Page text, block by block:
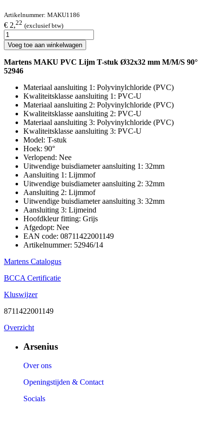
Artikelnummer: MAKU1186
€ 2,22 (exclusief btw)
Voeg toe aan winkelwagen
Martens MAKU PVC Lijm T-stuk Ø32x32 mm M/M/S 90°
52946
Materiaal aansluiting 1: Polyvinylchloride (PVC)
Kwaliteitsklasse aansluiting 1: PVC-U
Materiaal aansluiting 2: Polyvinylchloride (PVC)
Kwaliteitsklasse aansluiting 2: PVC-U
Materiaal aansluiting 3: Polyvinylchloride (PVC)
Kwaliteitsklasse aansluiting 3: PVC-U
Model: T-stuk
Hoek: 90°
Verlopend: Nee
Uitwendige buisdiameter aansluiting 1: 32mm
Aansluiting 1: Lijmmof
Uitwendige buisdiameter aansluiting 2: 32mm
Aansluiting 2: Lijmmof
Uitwendige buisdiameter aansluiting 3: 32mm
Aansluiting 3: Lijmeind
Hoofdkleur fitting: Grijs
Afgedopt: Nee
EAN code: 08711422001149
Artikelnummer: 52946/14
Martens Catalogus
BCCA Certificatie
Kluswijzer
8711422001149
Overzicht
Arsenius
Over ons
Openingstijden & Contact
Socials